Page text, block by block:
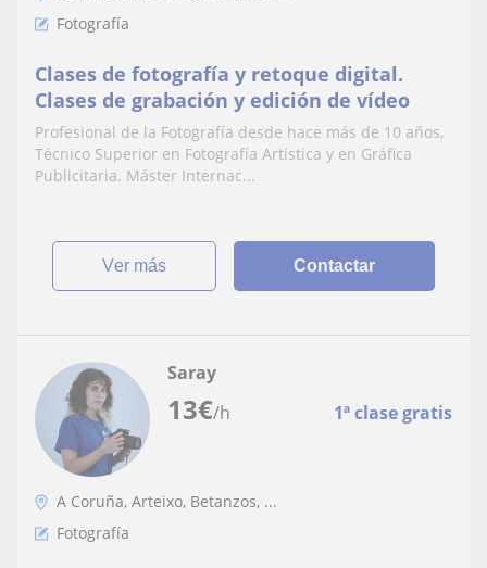
Fotografía
Clases de fotografía y retoque digital.
Clases de grabación y edición de vídeo
Profesional de la Fotografía desde hace más de 10 años,
Técnico Superior en Fotografía Artística y en Gráfica
Publicitaria. Máster Internac...
ver más Contactar
13€/h 1ª clase gratis
Saray
A Coruña, Arteixo, Betanzos, ...
Fotografía